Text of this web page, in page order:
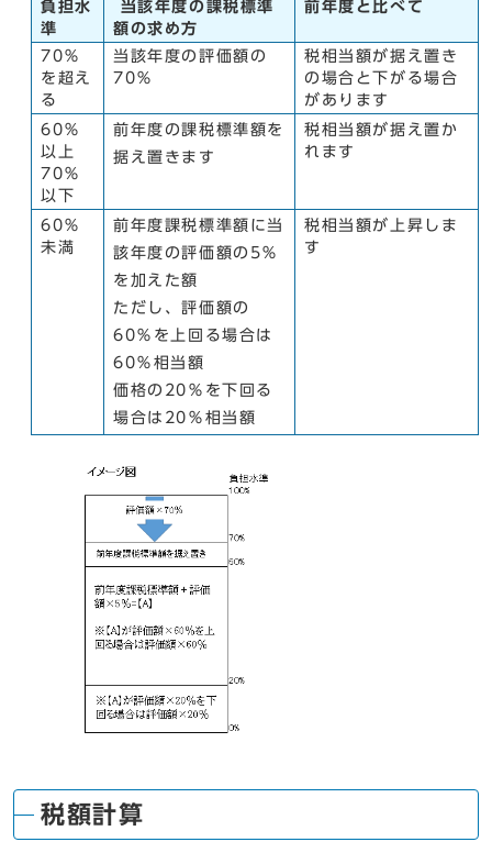
負担水
準
当該年度の課税標準
額の求め方
前年度と比べて
70％
を超え
る
当該年度の評価額の
70％
税相当額が据え置き
の場合と下がる場合
があります
60％
以上
70％
以下
前年度の課税標準額を
据え置きます
税相当額が据え置か
れます
60％
未満
前年度課税標準額に当
該年度の評価額の5％
を加えた額
ただし、評価額の
60％を上回る場合は
60％相当額
価格の20％を下回る
場合は20％相当額
税相当額が上昇しま
す
税額計算